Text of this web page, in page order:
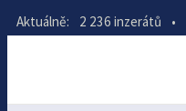
Aktuálně: 2 236 inzerátů •